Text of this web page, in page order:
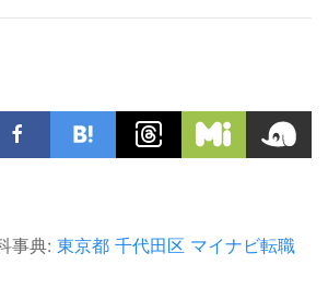
事典: 東京都 千代田区 マイナビ転職